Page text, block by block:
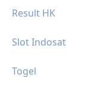
Result HK
Slot Indosat
Togel